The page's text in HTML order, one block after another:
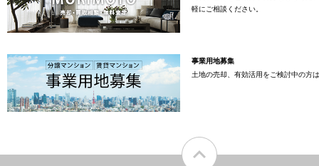
軽にご相談ください。
事業用地募集
土地の売却、有効活用をご検討中の方